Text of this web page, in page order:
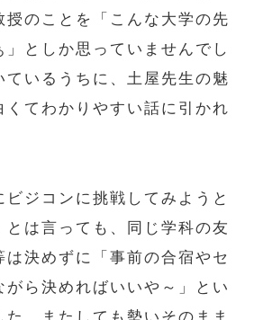
授のことを「こんな大学の先
としか思っていませんでし
ているうちに、土屋先生の魅
くてわかりやすい話に引かれ
ジコンに挑戦してみようと
とは言っても、同じ学科の友
決めずに「事前の合宿やセ
がら決めればいいや～」とい
た。またしても勢いそのまま